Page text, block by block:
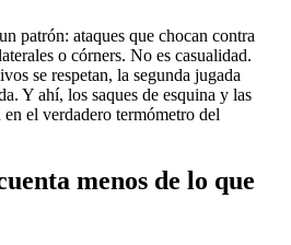
patrón: ataques que chocan contra
o córners. No es casualidad.
se respetan, la segunda jugada
Y ahí, los saques de esquina y las
el verdadero termómetro del
menos de lo que